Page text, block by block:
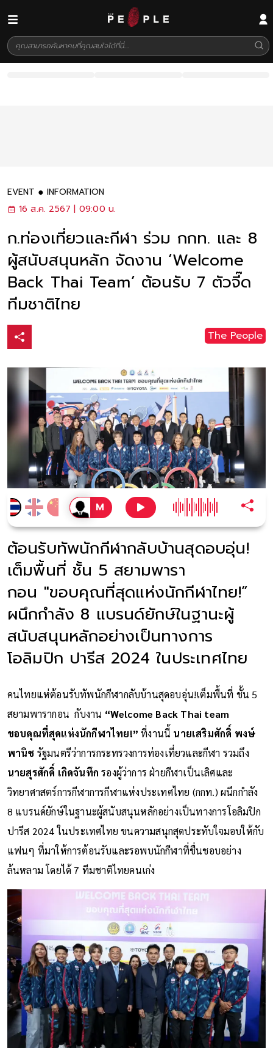
EVENT
INFORMATION
16 ส.ค. 2567 | 09:00 น.
ก.ท่องเที่ยวและกีฬา ร่วม กกท. และ 8
ผู้สนับสนุนหลัก จัดงาน ‘Welcome
Back Thai Team’ ต้อนรับ 7 ตัวจี๊ด
ทีมชาติไทย
The People
ต้อนรับทัพนักกีฬากลับบ้านสุดอบอุ่น!
เต็มพื้นที่ ชั้น 5 สยามพารา
กอน "ขอบคุณที่สุดแห่งนักกีฬาไทย!”
ผนึกกำลัง 8 แบรนด์ยักษ์ในฐานะผู้
สนับสนุนหลักอย่างเป็นทางการ
โอลิมปิก ปารีส 2024 ในประเทศไทย
คนไทยแห่ต้อนรับทัพนักกีฬากลับบ้านสุดอบอุ่น!เต็มพื้นที่ ชั้น 5
สยามพารากอน กับงาน “Welcome Back Thai team
ขอบคุณที่สุดแห่งนักกีฬาไทย!” ที่งานนี้ นายเสริมศักดิ์ พงษ์
พานิช รัฐมนตรีว่าการกระทรวงการท่องเที่ยวและกีฬา รวมถึง
นายสุรศักดิ์ เกิดจันทึกรองผู้ว่าการ ฝ่ายกีฬาเป็นเลิศและ
วิทยาศาสตร์การกีฬาการกีฬาแห่งประเทศไทย (กกท.) ผนึกกำลัง
8 แบรนด์ยักษ์ในฐานะผู้สนับสนุนหลักอย่างเป็นทางการโอลิมปิก
ปารีส 2024 ในประเทศไทย ขนความสนุกสุดประทับใจมอบให้กับ
แฟนๆ ที่มาให้การต้อนรับและรอพบนักกีฬาที่ชื่นชอบอย่าง
ล้นหลาม โดยได้ 7 ทีมชาติไทยคนเก่ง